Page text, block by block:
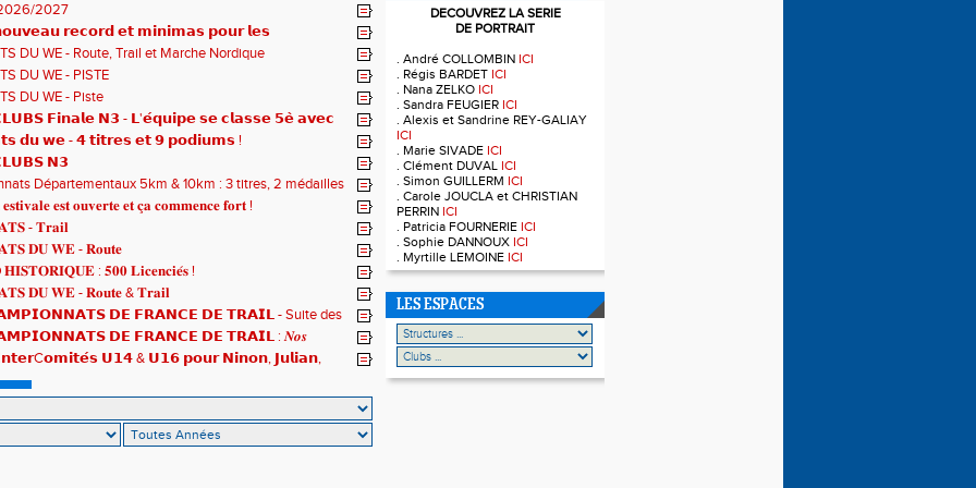
2027
𝗿𝗲𝗰𝗼𝗿𝗱 𝗲𝘁 𝗺𝗶𝗻𝗶𝗺𝗮𝘀 𝗽𝗼𝘂𝗿 𝗹𝗲𝘀
𝗱𝘂 𝗠𝗼𝗻𝗱𝗲 𝗨𝟮𝟬 𝗽𝗼𝘂𝗿 𝗔𝗹𝗼𝗶̈𝘀 !
DU WE - Route, Trail et Marche Nordique
DU WE - PISTE
DU WE - Piste
𝗙𝗶𝗻𝗮𝗹𝗲 𝗡𝟯 - 𝗟'𝗲́𝗾𝘂𝗶𝗽𝗲 𝘀𝗲 𝗰𝗹𝗮𝘀𝘀𝗲 𝟱𝗲̀ 𝗮𝘃𝗲𝗰
𝗱𝘂 𝘄𝗲 - 𝟰 𝘁𝗶𝘁𝗿𝗲𝘀 𝗲𝘁 𝟵 𝗽𝗼𝗱𝗶𝘂𝗺𝘀 !
𝗡𝟯
Départementaux 5km & 10km : 3 titres, 2 médailles
et un max de plaisir pour tous !
𝐞𝐬𝐭 𝐨𝐮𝐯𝐞𝐫𝐭𝐞 𝐞𝐭 𝐜̧𝐚 𝐜𝐨𝐦𝐦𝐞𝐧𝐜𝐞 𝐟𝐨𝐫𝐭 !
- 𝐓𝐫𝐚𝐢𝐥
𝐃𝐔 𝐖𝐄 - 𝐑𝐨𝐮𝐭𝐞
: 𝟓𝟎𝟎 𝐋𝐢𝐜𝐞𝐧𝐜𝐢𝐞́𝐬 !
𝐃𝐔 𝐖𝐄 - 𝐑𝐨𝐮𝐭𝐞 & 𝐓𝐫𝐚𝐢𝐥
𝗗𝗘 𝗙𝗥𝗔𝗡𝗖𝗘 𝗗𝗘 𝗧𝗥𝗔𝗜𝗟 - Suite des
𝗗𝗘 𝗙𝗥𝗔𝗡𝗖𝗘 𝗗𝗘 𝗧𝗥𝗔𝗜𝗟 : 𝑵𝒐𝒔
4 𝒎𝒆́𝒅𝒂𝒊𝒍𝒍𝒆𝒔 !𝗨𝟭𝟰 & 𝗨𝟭𝟲 𝗽𝗼𝘂𝗿 𝗡𝗶𝗻𝗼𝗻, 𝗝𝘂𝗹𝗶𝗮𝗻,
DECOUVREZ LA SERIE
DE PORTRAIT
. André COLLOMBIN ICI
. Régis BARDET ICI
. Nana ZELKO ICI
. Sandra FEUGIER ICI
. Alexis et Sandrine REY-GALIAY
ICI
. Marie SIVADE ICI
. Clément DUVAL ICI
. Simon GUILLERM ICI
. Carole JOUCLA et CHRISTIAN
PERRIN ICI
. Patricia FOURNERIE ICI
. Sophie DANNOUX ICI
. Myrtille LEMOINE ICI
LES ESPACES